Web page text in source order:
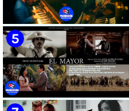
🟡 Susel Gómez (La China) ||
¨Oye Mi Leloley¨ || Director:
Onelio Jesús Larralde González
|| Música popular bailable
cubana || Videoclip || CUBA
🟡 María Montenegro -
¨Confía¨ 📺 Videoclip. CUBA